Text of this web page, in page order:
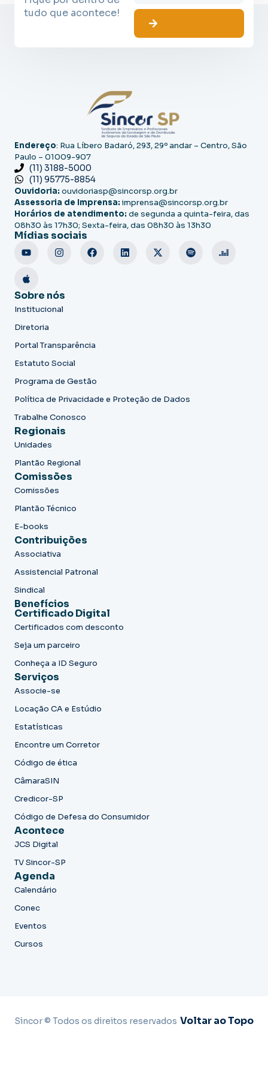
tudo que acontece!
Endereço: Rua Líbero Badaró, 293, 29º andar – Centro, São
Paulo – 01009-907
(11) 3188-5000
(11) 95775-8854
Ouvidoria: ouvidoriasp@sincorsp.org.br
Assessoria de Imprensa: imprensa@sincorsp.org.br
Horários de atendimento: de segunda a quinta-feira, das
08h30 às 17h30; Sexta-feira, das 08h30 às 13h30
Mídias sociais
Sobre nós
Institucional
Diretoria
Portal Transparência
Estatuto Social
Programa de Gestão
Política de Privacidade e Proteção de Dados
Trabalhe Conosco
Regionais
Unidades
Plantão Regional
Comissões
Comissões
Plantão Técnico
E-books
Contribuições
Associativa
Assistencial Patronal
Sindical
Benefícios
Certificado Digital
Certificados com desconto
Seja um parceiro
Conheça a ID Seguro
Serviços
Associe-se
Locação CA e Estúdio
Estatísticas
Encontre um Corretor
Código de ética
CâmaraSIN
Credicor-SP
Código de Defesa do Consumidor
Acontece
JCS Digital
TV Sincor-SP
Agenda
Calendário
Conec
Eventos
Cursos
Sincor © Todos os direitos reservados Voltar ao Topo